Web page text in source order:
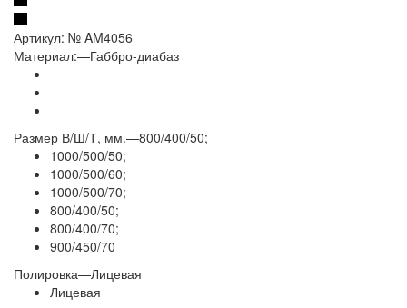
Артикул: № AM4056
Материал:—Габбро-диабаз
Размер В/Ш/Т, мм.—800/400/50;
1000/500/50;
1000/500/60;
1000/500/70;
800/400/50;
800/400/70;
900/450/70
Полировка—Лицевая
Лицевая